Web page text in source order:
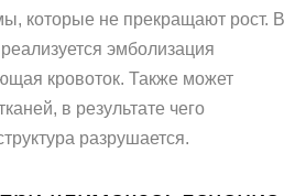
которые не прекращают рост. В
эмболизация
кровоток. Также может
в результате чего
разрушается.